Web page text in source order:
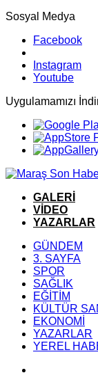
Sosyal Medya
Facebook
Instagram
Youtube
Uygulamamızı
GALERİ
VİDEO
YAZARLAR
GÜNDEM
3. SAYFA
SPOR
SAĞLIK
EĞİTİM
KÜLTÜR
EKONOMİ
YAZARLAR
YEREL